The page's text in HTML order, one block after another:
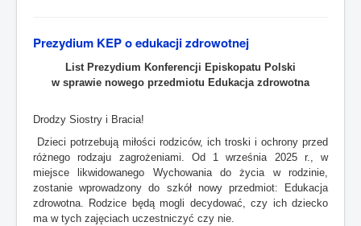
Prezydium KEP o edukacji zdrowotnej
List Prezydium Konferencji Episkopatu Polski
w sprawie nowego przedmiotu Edukacja zdrowotna
Drodzy Siostry i Bracia!
Dzieci potrzebują miłości rodziców, ich troski i ochrony przed
różnego rodzaju zagrożeniami. Od 1 września 2025 r., w
miejsce likwidowanego Wychowania do życia w rodzinie,
zostanie wprowadzony do szkół nowy przedmiot: Edukacja
zdrowotna. Rodzice będą mogli decydować, czy ich dziecko
ma w tych zajęciach uczestniczyć czy nie.